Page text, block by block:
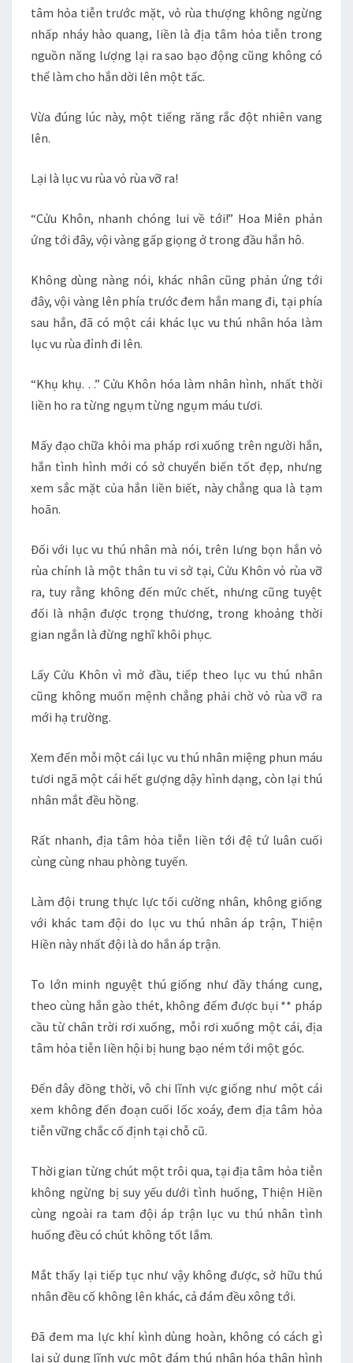
tâm hỏa tiễn trước mặt, vỏ rùa thượng không ngừng
nhấp nháy hào quang, liền là địa tâm hỏa tiễn trong
nguồn năng lượng lại ra sao bạo động cũng không có
thể làm cho hắn dời lên một tấc.
Vừa đúng lúc này, một tiếng răng rắc đột nhiên vang
lên.
Lại là lục vu rùa vỏ rùa vỡ ra!
“Cửu Khôn, nhanh chóng lui về tới!” Hoa Miên phản
ứng tới đây, vội vàng gấp giọng ở trong đầu hắn hô.
Không dùng nàng nói, khác nhân cũng phản ứng tới
đây, vội vàng lên phía trước đem hắn mang đi, tại phía
sau hắn, đã có một cái khác lục vu thú nhân hóa làm
lục vu rùa đỉnh đi lên.
“Khụ khụ. . .” Cửu Khôn hóa làm nhân hình, nhất thời
liền ho ra từng ngụm từng ngụm máu tươi.
Mấy đạo chữa khỏi ma pháp rơi xuống trên người hắn,
hắn tình hình mới có sở chuyển biến tốt đẹp, nhưng
xem sắc mặt của hắn liền biết, này chẳng qua là tạm
hoãn.
Đối với lục vu thú nhân mà nói, trên lưng bọn hắn vỏ
rùa chính là một thân tu vi sở tại, Cửu Khôn vỏ rùa vỡ
ra, tuy rằng không đến mức chết, nhưng cũng tuyệt
đối là nhận được trọng thương, trong khoảng thời
gian ngắn là đừng nghĩ khôi phục.
Lấy Cửu Khôn vì mở đầu, tiếp theo lục vu thú nhân
cũng không muốn mệnh chẳng phải chờ vỏ rùa vỡ ra
mới hạ trường.
Xem đến mỗi một cái lục vu thú nhân miệng phun máu
tươi ngã một cái hết gượng dậy hình dạng, còn lại thú
nhân mắt đều hồng.
Rất nhanh, địa tâm hỏa tiễn liền tới đệ tứ luân cuối
cùng cùng nhau phòng tuyến.
Làm đội trung thực lực tối cường nhân, không giống
với khác tam đội do lục vu thú nhân áp trận, Thiện
Hiền này nhất đội là do hắn áp trận.
To lớn minh nguyệt thú giống như đầy tháng cung,
theo cùng hắn gào thét, không đếm được bụi ** pháp
cầu từ chân trời rơi xuống, mỗi rơi xuống một cái, địa
tâm hỏa tiễn liền hội bị hung bạo ném tới một góc.
Đến đây đồng thời, vô chi lĩnh vực giống như một cái
xem không đến đoạn cuối lốc xoáy, đem địa tâm hỏa
tiễn vững chắc cố định tại chỗ cũ.
Thời gian từng chút một trôi qua, tại địa tâm hỏa tiễn
không ngừng bị suy yếu dưới tình huống, Thiện Hiền
cùng ngoài ra tam đội áp trận lục vu thú nhân tình
huống đều có chút không tốt lắm.
Mắt thấy lại tiếp tục như vậy không được, sở hữu thú
nhân đều cố không lên khác, cả đám đều xông tới.
Đã đem ma lực khí kình dùng hoàn, không có cách gì
lại sử dụng lĩnh vực một đám thú nhân hóa thân hình